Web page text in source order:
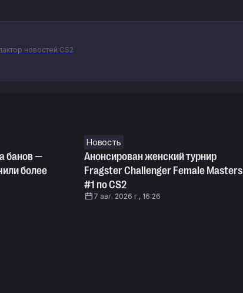
новостей CS2
банов —
более
Новость
Анонсирован женский турнир
Fragster Challenger Female Masters
#1 по CS2
7 авг. 2026 г., 16:26